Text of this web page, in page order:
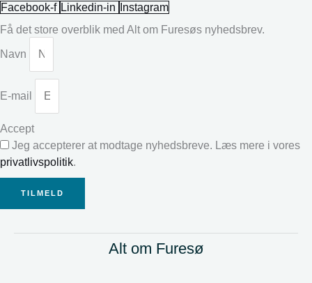
Facebook-f Linkedin-in
Instagram
Få det store overblik med Alt om Furesøs nyhedsbrev.
Navn
E-mail
Accept
Jeg accepterer at modtage nyhedsbreve. Læs mere i vores
privatlivspolitik.
TILMELD
Alt om Furesø